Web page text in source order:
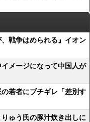
戦争はめられる』イオン
メージになって中国人が
若者にブチギレ「差別す
ゅう氏の豚汁炊き出しに